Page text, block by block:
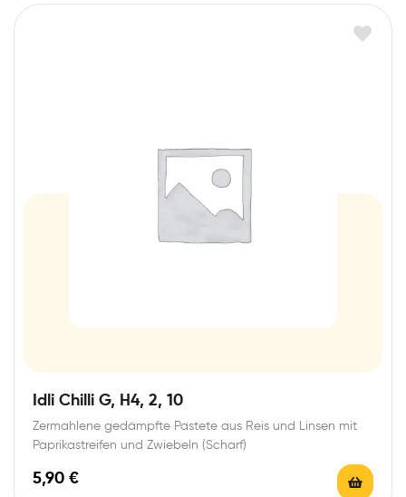
Idli Chilli G, H4, 2, 10
Zermahlene gedämpfte Pastete aus Reis und Linsen mit
Paprikastreifen und Zwiebeln (Scharf)
5,90 €